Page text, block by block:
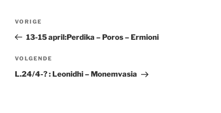
Vorig
bericht
VORIGE
13-15 april:Perdika – Poros – Ermioni
Volgend
bericht
VOLGENDE
L.24/4-? : Leonidhi – Monemvasia